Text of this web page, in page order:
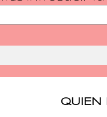
QUIEN